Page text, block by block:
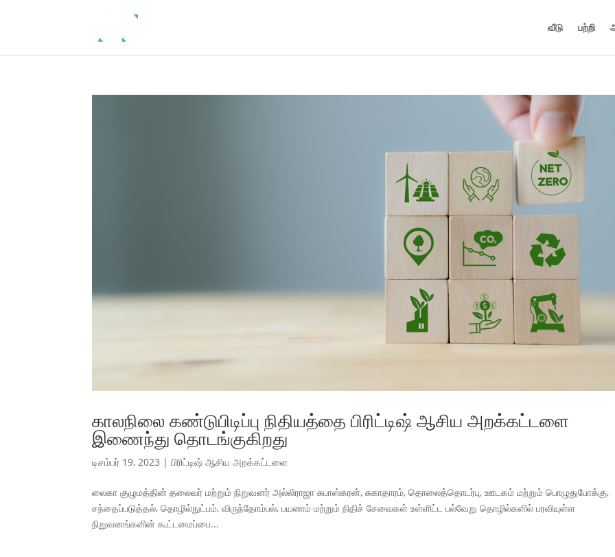
வீடு பற்றி
காலநிலை கண்டுபிடிப்பு நிதியத்தை பிரிட்டிஷ் ஆசிய அறக்கட்டளை
இணைந்து தொடங்குகிறது
டிசம்பர் 19, 2023 |பிரிட்டிஷ் ஆசிய அறக்கட்டளை
லைகா குழுமத்தின் தலைவர் மற்றும் நிறுவனர் அல்லிராஜா சுபாஸ்கரன், சுகாதாரம், தொலைத்தொடர்பு, ஊடகம் மற்றும் பொழுதுபோக்கு,
சந்தைப்படுத்தல், தொழில்நுட்பம், விருந்தோம்பல், பயணம் மற்றும் நிதிச் சேவைகள் உள்ளிட்ட பல்வேறு தொழில்களில் பரவியுள்ள
நிறுவனங்களின் கூட்டமைப்பை...